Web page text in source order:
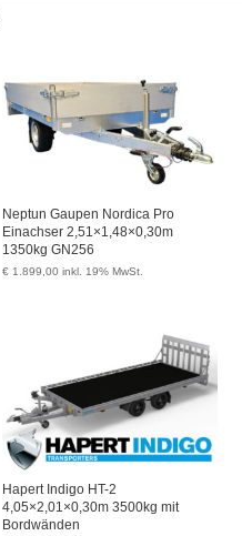
Neptun Gaupen Nordica Pro
Einachser 2,51×1,48×0,30m
1350kg GN256
€ 1.899,00 inkl. 19% MwSt.
Hapert Indigo HT-2
4,05×2,01×0,30m 3500kg mit
Bordwänden